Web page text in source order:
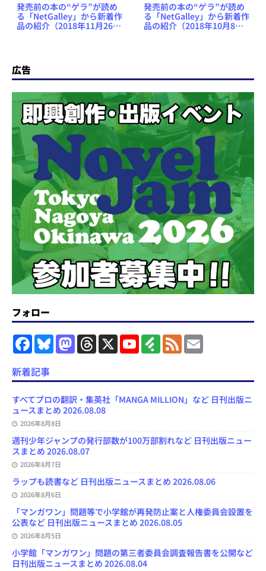
発売前の本の“ゲラ”が読め
る「NetGalley」から新着作
品の紹介（2018年11月26日
発売前の本の“ゲラ”が読め
る「NetGalley」から新着作
品の紹介（2018年10月8日
広告
フォロー
F
a
e
b
o
k
B
s
y
M
a
o
o
n
T
h
a
s
X
Y
o
u
e
C
n
n
F
e
l
F
e
l
新着記事
すべてプロの翻訳・集英社「MANGA MILLION」など 日刊出版ニ
ュースまとめ 2026.08.08
2026年8月8日
週刊少年ジャンプの発行部数が100万部割れなど 日刊出版ニュー
スまとめ 2026.08.07
2026年8月7日
ラップも読書など 日刊出版ニュースまとめ 2026.08.06
2026年8月6日
「マンガワン」問題等で小学館が再発防止案と人権委員会設置を
公表など 日刊出版ニュースまとめ 2026.08.05
2026年8月5日
小学館「マンガワン」問題の第三者委員会調査報告書を公開など
日刊出版ニュースまとめ 2026.08.04